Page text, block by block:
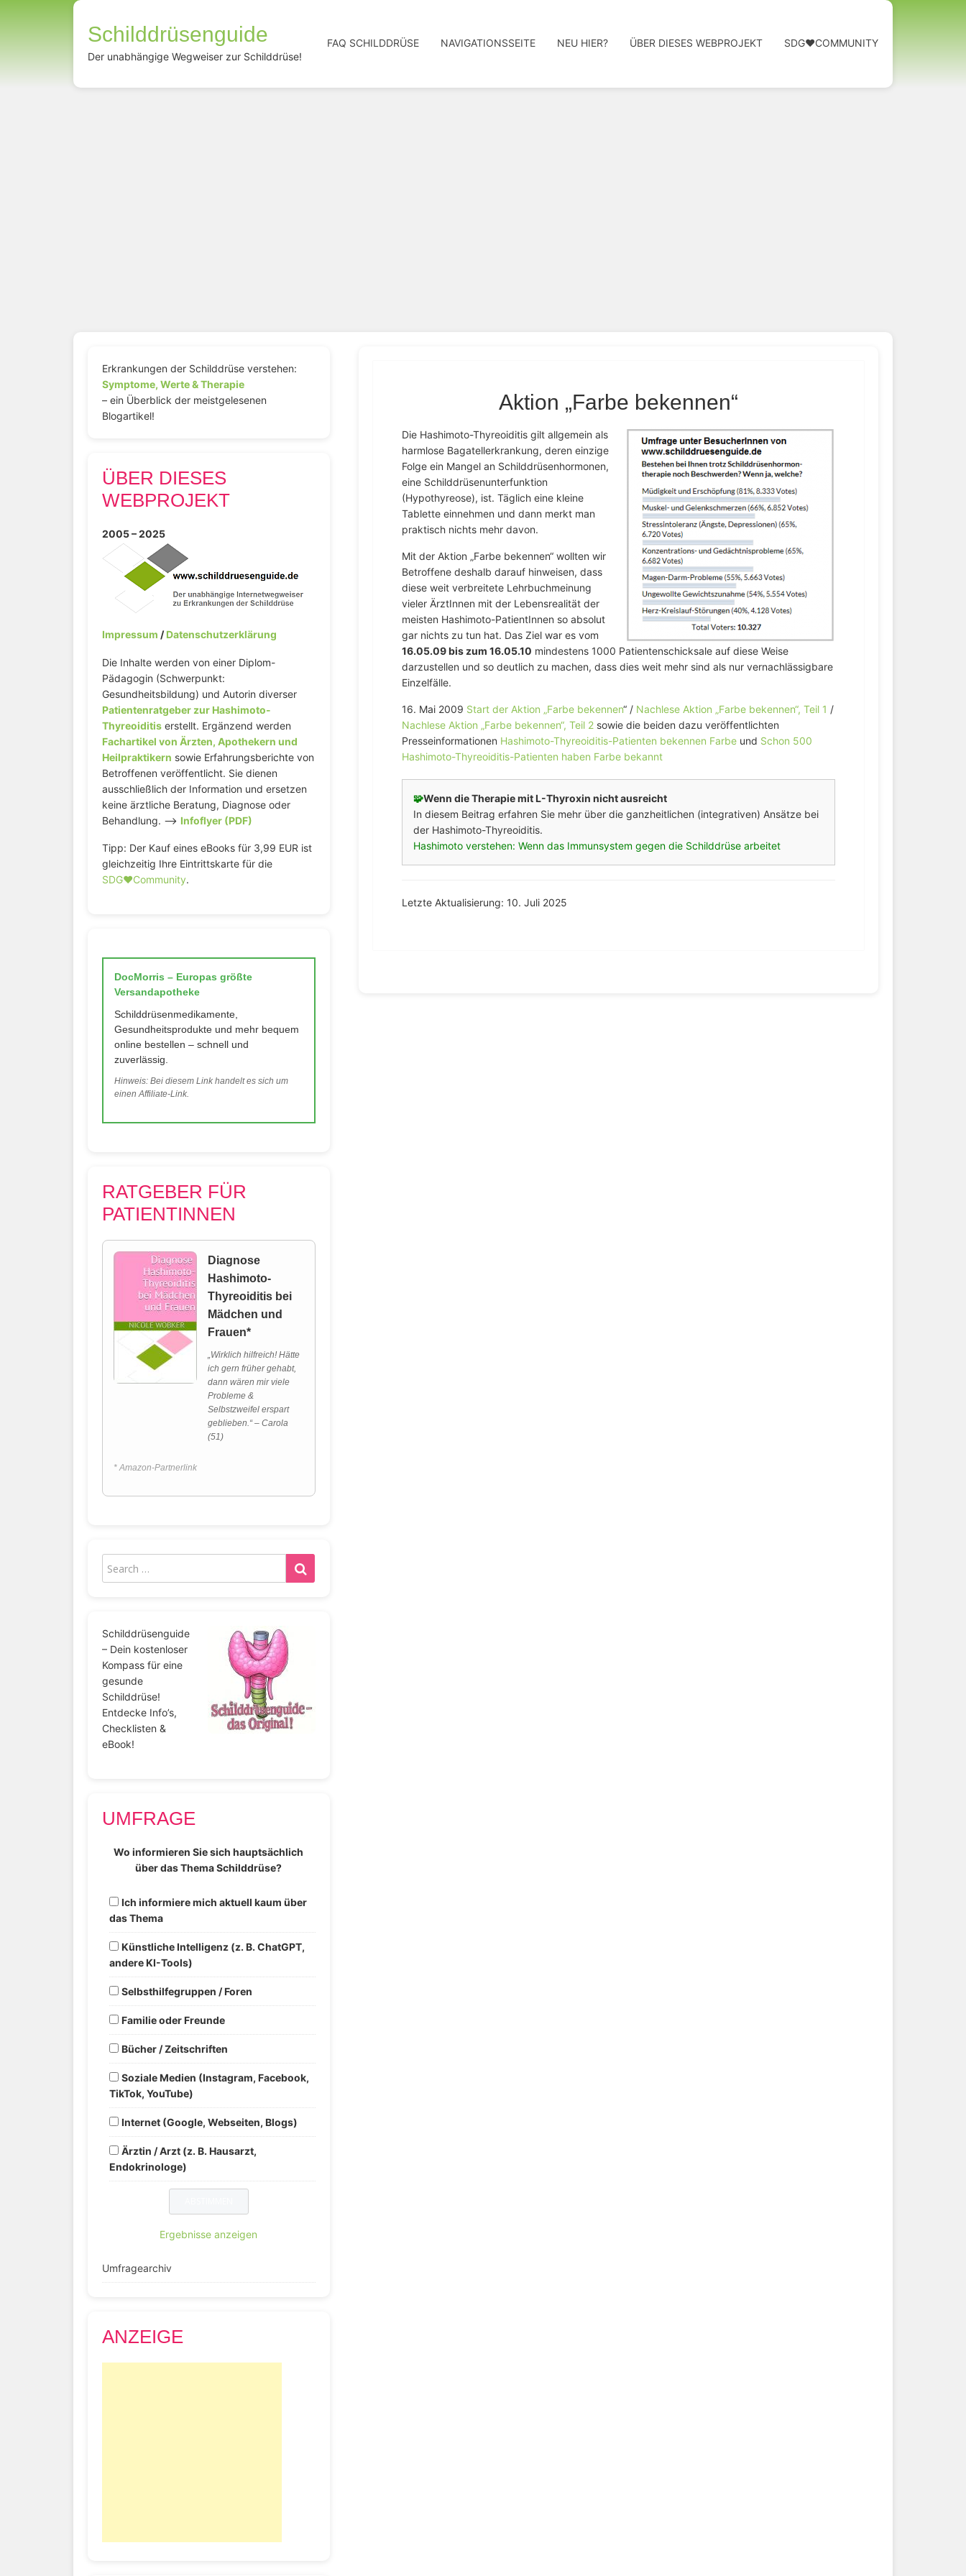
Schilddrüsenguide
Der unabhängige Wegweiser zur Schilddrüse!
FAQ SCHILDDRÜSE NAVIGATIONSSEITE NEU HIER? ÜBER DIESES WEBPROJEKT SDG❤️COMMUNITY
Aktion „Farbe bekennen“
Die Hashimoto-Thyreoiditis gilt allgemein als
harmlose Bagatellerkrankung, deren einzige
Folge ein Mangel an Schilddrüsenhormonen,
eine Schilddrüsenunterfunktion
(Hypothyreose), ist. Täglich eine kleine
Tablette einnehmen und dann merkt man
praktisch nichts mehr davon.
Mit der Aktion „Farbe bekennen“ wollten wir
Betroffene deshalb darauf hinweisen, dass
diese weit verbreitete Lehrbuchmeinung
vieler ÄrztInnen mit der Lebensrealität der
meisten Hashimoto-PatientInnen so absolut
gar nichts zu tun hat. Das Ziel war es vom
16.05.09 bis zum 16.05.10 mindestens 1000 Patientenschicksale auf diese Weise
darzustellen und so deutlich zu machen, dass dies weit mehr sind als nur vernachlässigbare
Einzelfälle.
16. Mai 2009 Start der Aktion „Farbe bekennen“ / Nachlese Aktion „Farbe bekennen“, Teil 1 /
Nachlese Aktion „Farbe bekennen“, Teil 2sowie die beiden dazu veröffentlichten
Presseinformationen Hashimoto-Thyreoiditis-Patienten bekennen Farbeund Schon 500
Hashimoto-Thyreoiditis-Patienten haben Farbe bekannt
🧩Wenn die Therapie mit L-Thyroxin nicht ausreicht
In diesem Beitrag erfahren Sie mehr über die ganzheitlichen (integrativen) Ansätze bei
der Hashimoto-Thyreoiditis.
Hashimoto verstehen: Wenn das Immunsystem gegen die Schilddrüse arbeitet
Letzte Aktualisierung: 10. Juli 2025
Erkrankungen der Schilddrüse verstehen:
Symptome, Werte & Therapie
– ein Überblick der meistgelesenen
Blogartikel!
ÜBER DIESES
WEBPROJEKT
2005 – 2025
Impressum /Datenschutzerklärung
Die Inhalte werden von einer Diplom-
Pädagogin (Schwerpunkt:
Gesundheitsbildung) und Autorin diverser
Patientenratgeber zur Hashimoto-
Thyreoiditis erstellt. Ergänzend werden
Fachartikel von Ärzten, Apothekern und
Heilpraktikern sowie Erfahrungsberichte von
Betroffenen veröffentlicht. Sie dienen
ausschließlich der Information und ersetzen
keine ärztliche Beratung, Diagnose oder
Behandlung. –> Infoflyer (PDF)
Tipp: Der Kauf eines eBooks für 3,99 EUR ist
gleichzeitig Ihre Eintrittskarte für die
SDG♥️Community.
DocMorris – Europas größte
Versandapotheke
Schilddrüsenmedikamente,
Gesundheitsprodukte und mehr bequem
online bestellen – schnell und
zuverlässig.
Hinweis: Bei diesem Link handelt es sich um
einen Affiliate-Link.
RATGEBER FÜR
PATIENTINNEN
Diagnose
Hashimoto-
Thyreoiditis bei
Mädchen und
Frauen*
„Wirklich hilfreich! Hätte
ich gern früher gehabt,
dann wären mir viele
Probleme &
Selbstzweifel erspart
geblieben.“ – Carola
(51)
* Amazon-Partnerlink
Schilddrüsenguide
– Dein kostenloser
Kompass für eine
gesunde
Schilddrüse!
Entdecke Info’s,
Checklisten &
eBook!
UMFRAGE
Wo informieren Sie sich hauptsächlich
über das Thema Schilddrüse?
Ich informiere mich aktuell kaum über
das Thema
Künstliche Intelligenz (z. B. ChatGPT,
andere KI-Tools)
Selbsthilfegruppen / Foren
Familie oder Freunde
Bücher / Zeitschriften
Soziale Medien (Instagram, Facebook,
TikTok, YouTube)
Internet (Google, Webseiten, Blogs)
Ärztin / Arzt (z. B. Hausarzt,
Endokrinologe)
Ergebnisse anzeigen
Umfragearchiv
ANZEIGE